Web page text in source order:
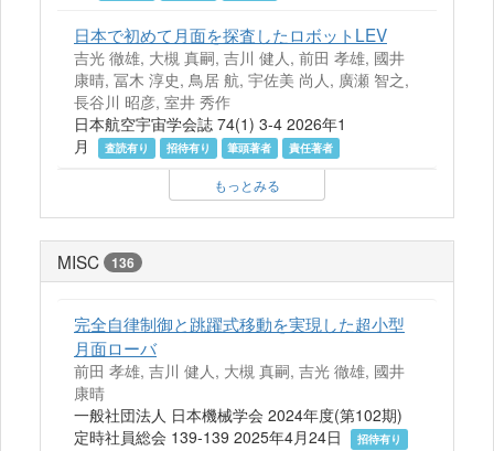
日本で初めて月面を探査したロボットLEV
吉光 徹雄, 大槻 真嗣, 吉川 健人, 前田 孝雄, 國井
康晴, 冨木 淳史, 鳥居 航, 宇佐美 尚人, 廣瀬 智之,
長谷川 昭彦, 室井 秀作
日本航空宇宙学会誌 74(1) 3-4 2026年1
月
査読有り 招待有り 筆頭著者 責任著者
もっとみる
MISC 136
完全自律制御と跳躍式移動を実現した超小型
月面ローバ
前田 孝雄, 吉川 健人, 大槻 真嗣, 吉光 徹雄, 國井
康晴
一般社団法人 日本機械学会 2024年度(第102期)
定時社員総会 139-139 2025年4月24日
招待有り